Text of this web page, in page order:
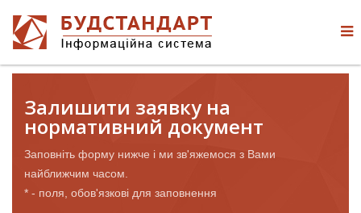
Залишити заявку на
нормативний документ
Заповніть форму нижче і ми зв'яжемося з Вами
найближчим часом.
* - поля, обов'язкові для заповнення